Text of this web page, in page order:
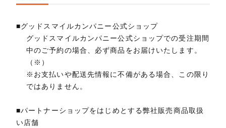
■グッドスマイルカンパニー公式ショップ
グッドスマイルカンパニー公式ショップでの受注期間
中のご予約の場合、必ず商品をお届けいたします。
（※）
※お支払いや配送先情報に不備がある場合、この限り
ではありません。
■パートナーショップをはじめとする弊社販売商品取扱
い店舗